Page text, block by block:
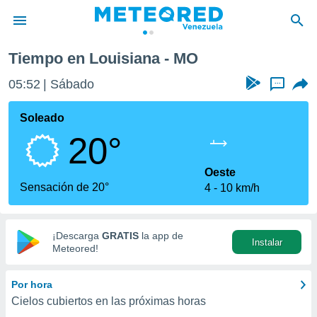
de
ha
calidad.
a este
las
y
digital
basada
Tiempo en Louisiana - MO
05:52 Sábado ...
Soleado
20°
Sensación de 20°
Oeste
4
10 km/h
¡Descarga GRATIS la app de
Meteored!
Instalar
Por hora
Cielos cubiertos en las próximas horas